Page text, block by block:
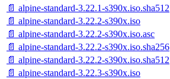
📄 alpine-standard-3.22.1-s390x.iso.sha512
📄 alpine-standard-3.22.2-s390x.iso
📄 alpine-standard-3.22.2-s390x.iso.asc
📄 alpine-standard-3.22.2-s390x.iso.sha256
📄 alpine-standard-3.22.2-s390x.iso.sha512
📄 alpine-standard-3.22.3-s390x.iso